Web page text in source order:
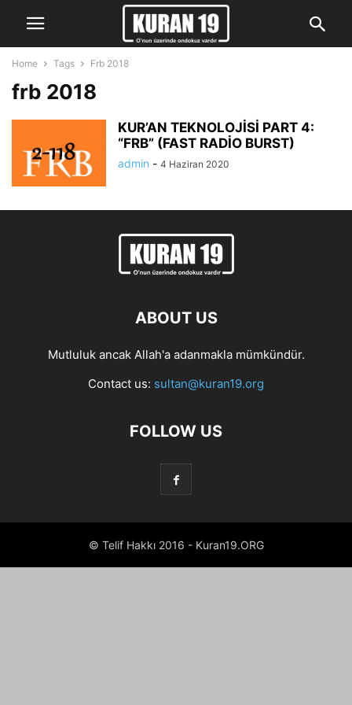
Home Tags Frb 2018
frb 2018
KUR’AN TEKNOLOJİSİ PART 4:
“FRB” (FAST RADİO BURST)
admin - 4 Haziran 2020
ABOUT US
Mutluluk ancak Allah'a adanmakla mümkündür.
Contact us: sultan@kuran19.org
FOLLOW US
© Telif Hakkı 2016 - Kuran19.ORG